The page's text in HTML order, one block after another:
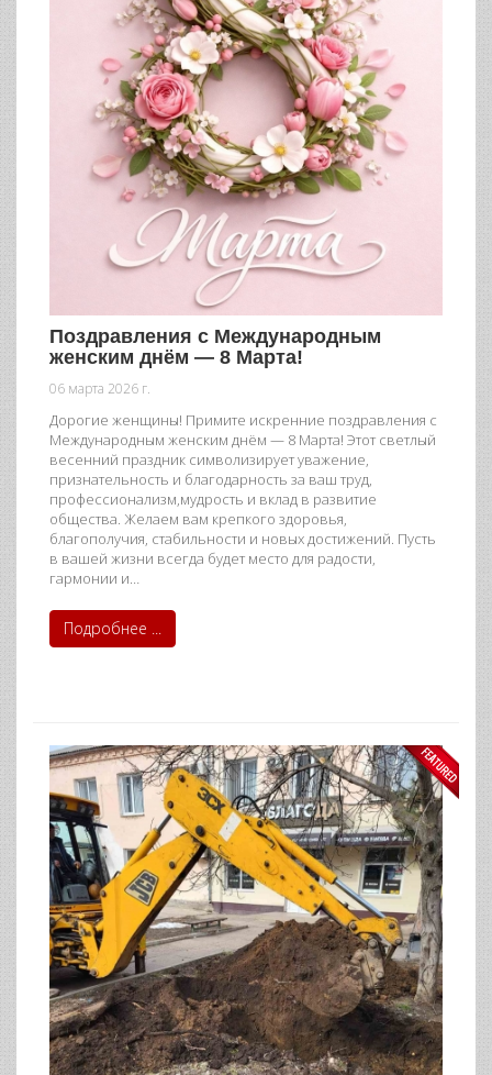
Поздравления с Международным
женским днём — 8 Марта!
06 марта 2026 г.
Дорогие женщины! Примите искренние поздравления с
Международным женским днём — 8 Марта! Этот светлый
весенний праздник символизирует уважение,
признательность и благодарность за ваш труд,
профессионализм,мудрость и вклад в развитие
общества. Желаем вам крепкого здоровья,
благополучия, стабильности и новых достижений. Пусть
в вашей жизни всегда будет место для радости,
гармонии и…
Подробнее ...